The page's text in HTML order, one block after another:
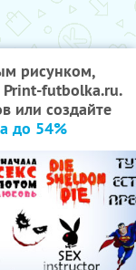
рисунком,
futbolka.ru.
или создайте
до 54%